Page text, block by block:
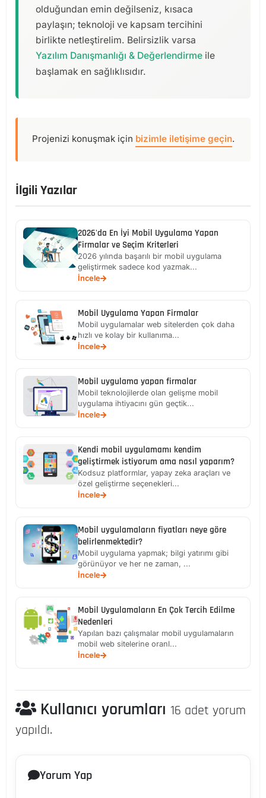
olduğundan emin değilseniz, kısaca
paylaşın; teknoloji ve kapsam tercihini
birlikte netleştirelim. Belirsizlik varsa
Yazılım Danışmanlığı & Değerlendirmeile
başlamak en sağlıklısıdır.
Projenizi konuşmak için bizimle iletişime geçin.
İlgili Yazılar
2026'da En İyi Mobil Uygulama Yapan
Firmalar ve Seçim Kriterleri
2026 yılında başarılı bir mobil uygulama
geliştirmek sadece kod yazmak...
İncele
Mobil Uygulama Yapan Firmalar
Mobil uygulamalar web sitelerden çok daha
hızlı ve kolay bir kullanıma...
İncele
Mobil uygulama yapan firmalar
Mobil teknolojilerde olan gelişme mobil
uygulama ihtiyacını gün geçtik...
İncele
Kendi mobil uygulamamı kendim
geliştirmek istiyorum ama nasıl yaparım?
Kodsuz platformlar, yapay zeka araçları ve
özel geliştirme seçenekleri...
İncele
Mobil uygulamaların fiyatları neye göre
belirlenmektedir?
Mobil uygulama yapmak; bilgi yatırımı gibi
görünüyor ve her ne zaman, ...
İncele
Mobil Uygulamaların En Çok Tercih Edilme
Nedenleri
Yapılan bazı çalışmalar mobil uygulamaların
mobil web sitelerine oranl...
İncele
Kullanıcı yorumları 16 adet yorum
yapıldı.
Yorum Yap